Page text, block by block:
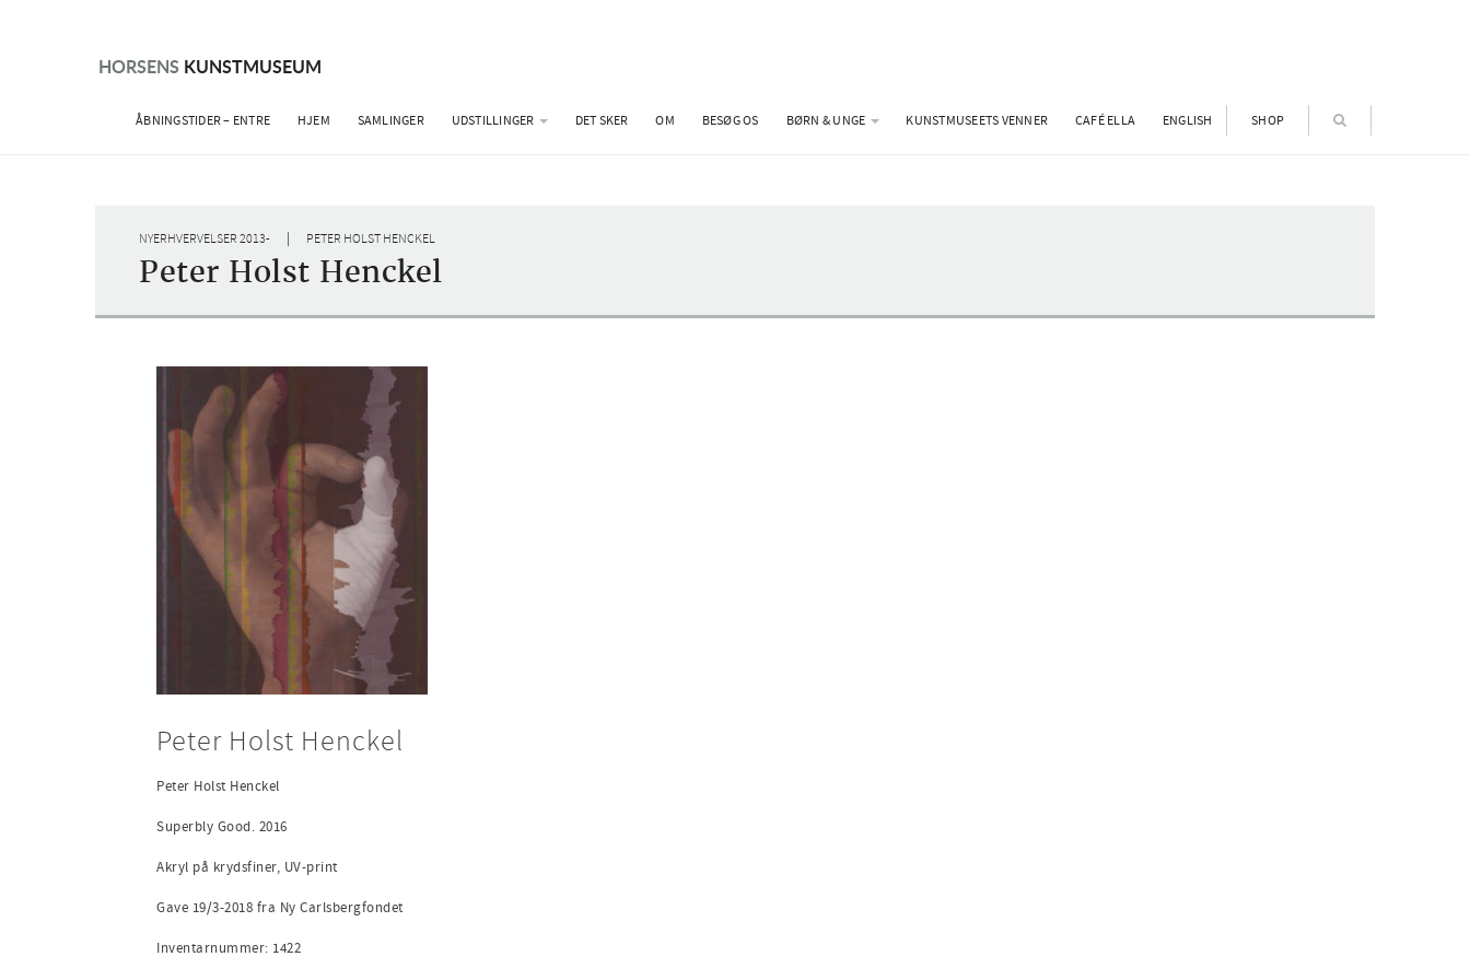
HORSENS KUNSTMUSEUM
ÅBNINGSTIDER – ENTRE HJEM SAMLINGER UDSTILLINGER DET SKER OM BESØG OS BØRN & UNGE KUNSTMUSEETS VENNER CAFÉ ELLA ENGLISH SHOP
NYERHVERVELSER 2013- | PETER HOLST HENCKEL
Peter Holst Henckel
Peter Holst Henckel
Peter Holst Henckel
Superbly Good. 2016
Akryl på krydsfiner, UV-print
Gave 19/3-2018 fra Ny Carlsbergfondet
Inventarnummer: 1422